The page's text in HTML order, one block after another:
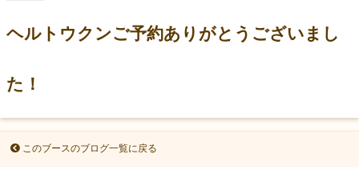
ヘルトウクンご予約ありがとうございまし
た！
このブースのブログ一覧に戻る